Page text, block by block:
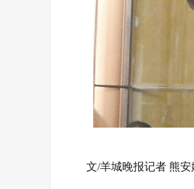
文/羊城晚报记者 熊